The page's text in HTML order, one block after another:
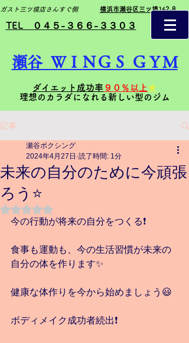
TEL ０４５-３６６-３３０３
ガスト三ツ境店さんすぐ側 横浜市瀬谷区三ツ境162-8
瀬谷 ＷＩＮＧＳ ＧＹＭ
ダイエット成功率 ９０％以上 ★
理想のカラダになれる新しい型のジム
記事
未来の自分のために今頑張
ろう⭐️
瀬谷ボクシング
2024年4月27日 読了時間: 1分
5つ星のうちNaNと評価されています。
今の行動が将来の自分をつくる❗️
食事も運動も、今の生活習慣が未来の
自分の体を作ります✨
健康な体作りを今から始めましょう😃
ボディメイク成功者続出❗️